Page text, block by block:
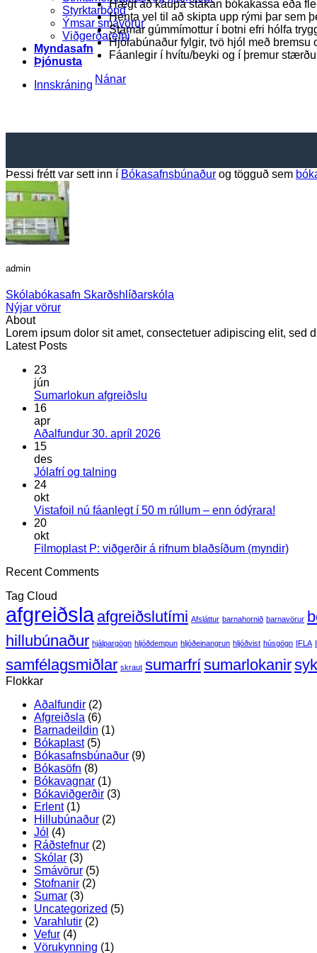
Styrktarbönd
Ýmsar smávörur
Viðgerðarefni
Myndasafn
Þjónusta
Innskráning
Hægt að kaupa stakan bókakassa eða
Henta vel til að skipta upp rými þar sem
Stamar gúmmímottur í botni efri hólfa
Hjólabúnaður fylgir, tvö hjól með bremsu
Fáanlegir í hvítu/beyki og í þremur
Nánar
Þessi frétt var sett inn í Bókasafnsbúnaður og tögguð sem
admin
Skólabókasafn Skarðshlíðarskóla
Nýjar vörur
About
Lorem ipsum dolor sit amet, consectetuer adipiscing elit, sed
Latest Posts
23
jún
Sumarlokun afgreiðslu
Sumarlokun
16
apr
Aðalfundur 30. apríl 2026Engar
2026
15
des
Jólafrí og talning
Jólafrí
24
okt
Vistafoil nú fáanlegt í 50 m rúllum – enn ódýrara!
Vistafoil
rúllum
enn
ódýrara!
20
okt
Filmoplast P: viðgerðir á rifnum blaðsíðum (myndir)Engar
á
Recent Comments
Tag Cloud
afgreiðsla afgreiðslutími Afsláttur barnahornið barnavörur
hillubúnaður hjálpargögn hljóðdempun hljóðeinangrun hljóðvist húsgögn IFLA
samfélagsmiðlar skraut sumarfrísumarlokanir
Flokkar
Aðalfundir (2)
Afgreiðsla (6)
Barnadeildin (1)
Bókaplast(5)
Bókasafnsbúnaður (9)
Bókasöfn (8)
Bókavagnar (1)
Bókaviðgerðir (3)
Erlent(1)
Hillubúnaður (2)
Jól (4)
Ráðstefnur (2)
Skólar (3)
Smávörur (5)
Stofnanir (2)
Sumar (3)
Uncategorized (5)
Varahlutir (2)
Vefur (4)
Vörukynning (1)